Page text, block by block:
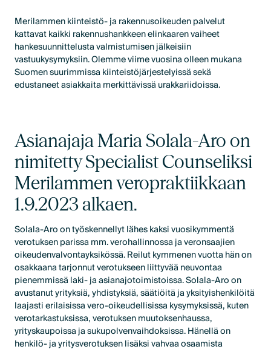
Merilammen kiinteistö- ja rakennusoikeuden palvelut
kattavat kaikki rakennushankkeen elinkaaren vaiheet
hankesuunnittelusta valmistumisen jälkeisiin
vastuukysymyksiin. Olemme viime vuosina olleen mukana
Suomen suurimmissa kiinteistöjärjestelyissä sekä
edustaneet asiakkaita merkittävissä urakkariidoissa.
Asianajaja Maria Solala-Aro on
nimitetty Specialist Counseliksi
Merilammen veropraktiikkaan
1.9.2023 alkaen.
Solala-Aro on työskennellyt lähes kaksi vuosikymmentä
verotuksen parissa mm. verohallinnossa ja veronsaajien
oikeudenvalvontayksikössä. Reilut kymmenen vuotta hän on
osakkaana tarjonnut verotukseen liittyvää neuvontaa
pienemmissä laki- ja asianajotoimistoissa. Solala-Aro on
avustanut yrityksiä, yhdistyksiä, säätiöitä ja yksityishenkilöitä
laajasti erilaisissa vero-oikeudellisissa kysymyksissä, kuten
verotarkastuksissa, verotuksen muutoksenhaussa,
yrityskaupoissa ja sukupolvenvaihdoksissa. Hänellä on
henkilö- ja yritysverotuksen lisäksi vahvaa osaamista